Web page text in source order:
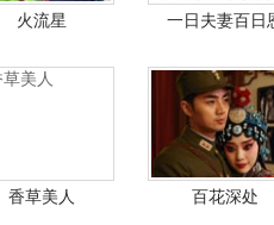
火流星 一日夫妻百日
香草美人 百花深处